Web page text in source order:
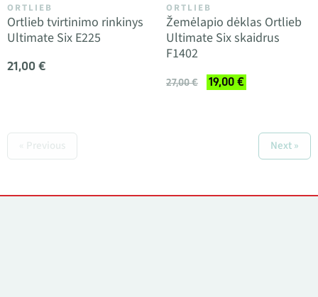
ORTLIEB
Ortlieb tvirtinimo rinkinys
Ultimate Six E225
21,00 €
ORTLIEB
Žemėlapio dėklas Ortlieb
Ultimate Six skaidrus
F1402
27,00 € 19,00 €
« Previous Next »